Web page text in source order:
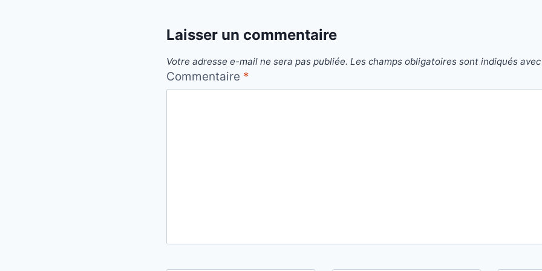
Laisser un commentaire
Votre adresse e-mail ne sera pas publiée. Les champs obligatoires sont indiqués
Commentaire *